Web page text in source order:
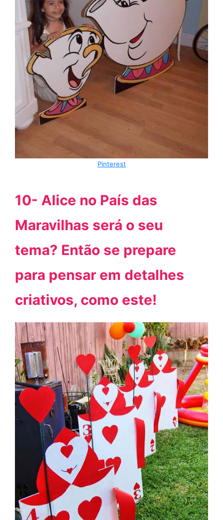
Pinterest
10- Alice no País das
Maravilhas será o seu
tema? Então se prepare
para pensar em detalhes
criativos, como este!